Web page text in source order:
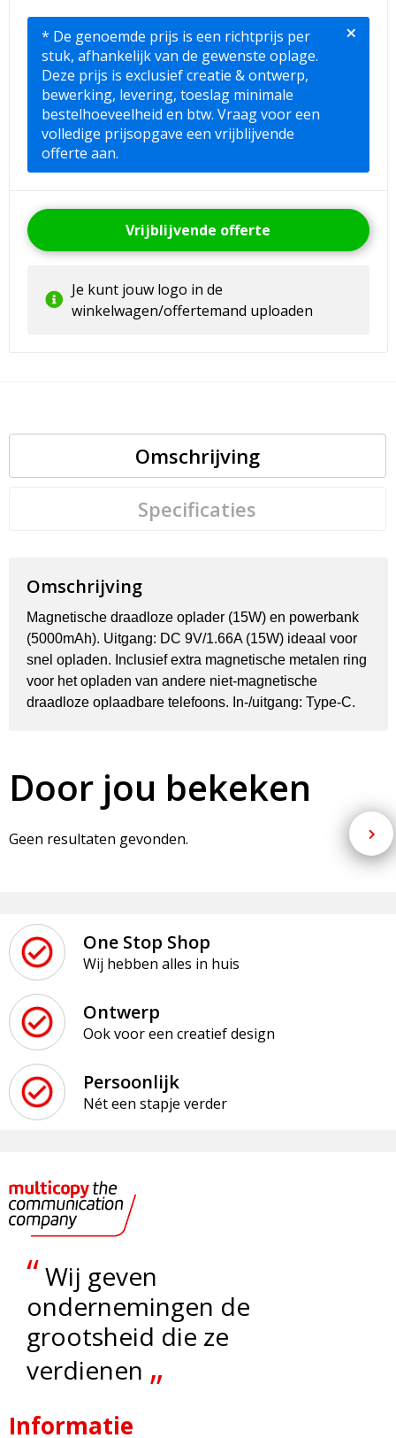
* De genoemde prijs is een richtprijs per
stuk, afhankelijk van de gewenste oplage.
Deze prijs is exclusief creatie & ontwerp,
bewerking, levering, toeslag minimale
bestelhoeveelheid en btw. Vraag voor een
volledige prijsopgave een vrijblijvende
offerte aan.
×
Vrijblijvende offerte
Je kunt jouw logo in de
winkelwagen/offertemand uploaden
Omschrijving
Specificaties
Omschrijving
Magnetische draadloze oplader (15W) en powerbank
(5000mAh). Uitgang: DC 9V/1.66A (15W) ideaal voor
snel opladen. Inclusief extra magnetische metalen ring
voor het opladen van andere niet-magnetische
draadloze oplaadbare telefoons. In-/uitgang: Type-C.
Door jou bekeken
Geen resultaten gevonden.
One Stop Shop
Wij hebben alles in huis
Ontwerp
Ook voor een creatief design
Persoonlijk
Nét een stapje verder
“Wij geven
ondernemingen de
grootsheid die ze
verdienen „
Informatie